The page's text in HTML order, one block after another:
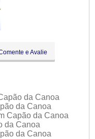
e Avalie
da Canoa
da Canoa
Capão da Canoa
da Canoa
da Canoa